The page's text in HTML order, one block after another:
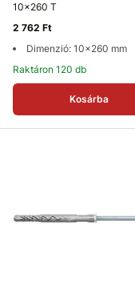
10x260 T
2 762 Ft
Dimenzió: 10x260 mm
Raktáron 120 db
Kosárba